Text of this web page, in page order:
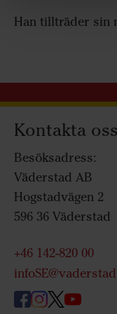
Han tillträder sin
Kontakta oss
Besöksadress:
Väderstad AB
Hogstadvägen 2
596 36 Väderstad
+46 142-820 00